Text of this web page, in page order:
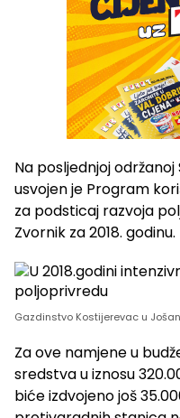
Na posljednjoj
usvojen je Program
za podsticaj razvoja
Zvornik za 2018. godinu.
Gazdinstvo Kostijerevac u
Za ove namjene u
sredstva u iznosu
biće izdvojeno još